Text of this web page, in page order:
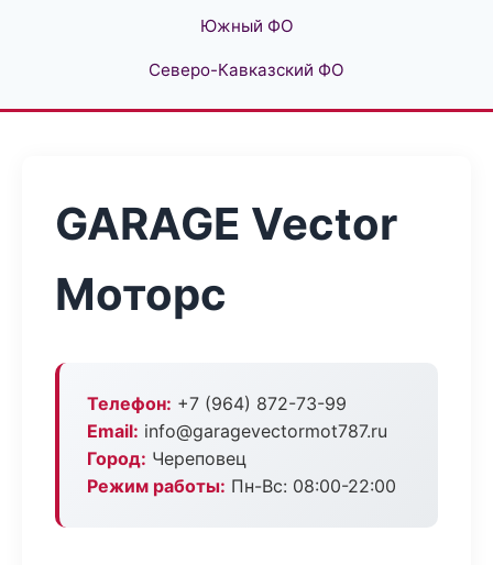
Южный ФО
Северо-Кавказский ФО
GARAGE Vector
Моторс
Телефон: +7 (964) 872-73-99
Email: info@garagevectormot787.ru
Город: Череповец
Режим работы: Пн-Вс: 08:00-22:00